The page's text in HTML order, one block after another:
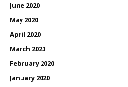
June 2020
May 2020
April 2020
March 2020
February 2020
January 2020